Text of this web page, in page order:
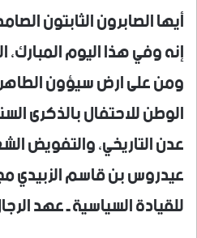
أيها الصابرون الثابتون
ومن على ارض سيؤون
الوطن للاحتفال بالذكرى
عدن التاريخي، والتفويض
عيدروس بن قاسم الزبيدي
للقيادة السياسية ـ عهد